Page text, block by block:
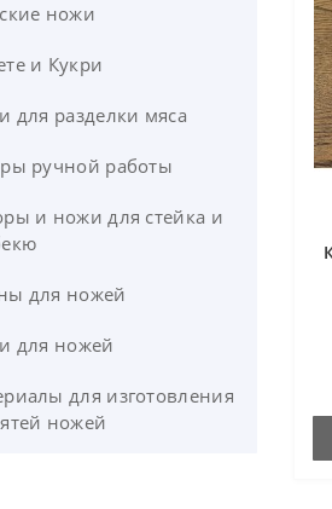
ножи
и Кукри
для разделки мяса
ручной работы
и ножи для стейка и
для ножей
для ножей
для изготовления
ножей